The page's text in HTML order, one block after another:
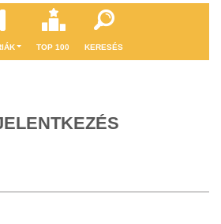
TOP 100 KERESÉS